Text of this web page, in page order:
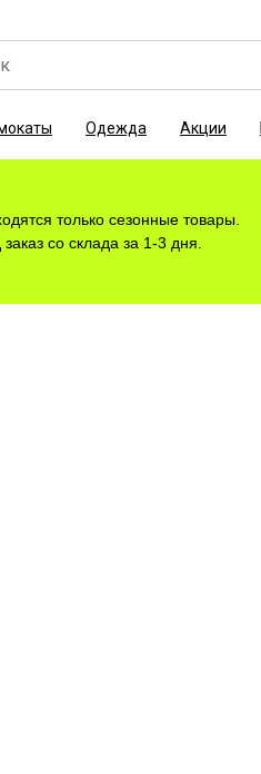
Одежда Акции
только сезонные товары.
со склада за 1-3 дня.